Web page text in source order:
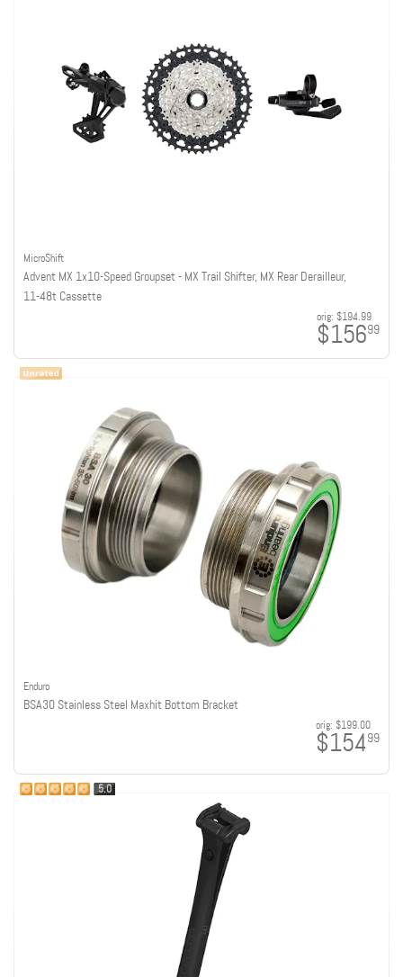
MicroShift
Advent MX 1x10-Speed Groupset - MX Trail Shifter, MX Rear Derailleur,
11-48t Cassette
orig: $194.99
$15699
Enduro
BSA30 Stainless Steel Maxhit Bottom Bracket
orig: $199.00
$15499
5.0